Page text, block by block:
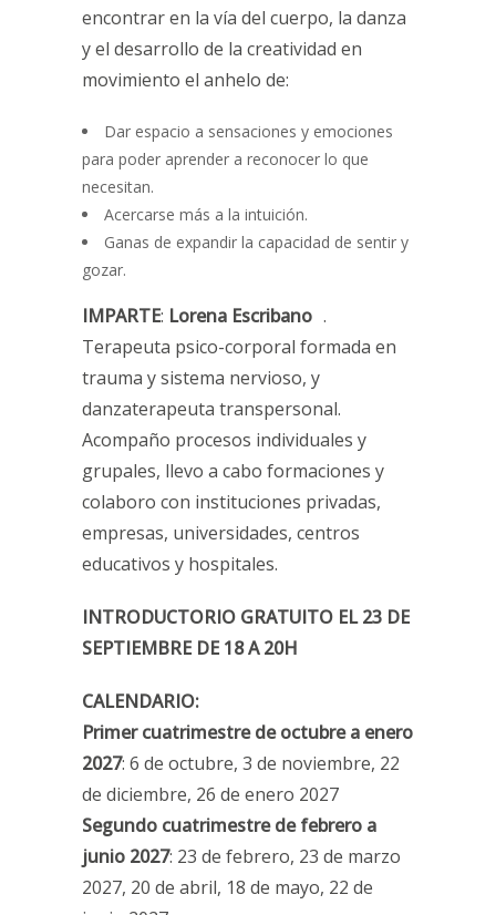
encontrar en la vía del cuerpo, la danza
y el desarrollo de la creatividad en
movimiento el anhelo de:
Dar espacio a sensaciones y emociones
para poder aprender a reconocer lo que
necesitan.
Acercarse más a la intuición.
Ganas de expandir la capacidad de sentir y
gozar.
IMPARTE: Lorena Escribano .
Terapeuta psico-corporal formada en
trauma y sistema nervioso, y
danzaterapeuta transpersonal.
Acompaño procesos individuales y
grupales, llevo a cabo formaciones y
colaboro con instituciones privadas,
empresas, universidades, centros
educativos y hospitales.
INTRODUCTORIO GRATUITO EL 23 DE
SEPTIEMBRE DE 18 A 20H
CALENDARIO:
Primer cuatrimestre de octubre a enero
2027: 6 de octubre, 3 de noviembre, 22
de diciembre, 26 de enero 2027
Segundo cuatrimestre de febrero a
junio 2027: 23 de febrero, 23 de marzo
2027, 20 de abril, 18 de mayo, 22 de